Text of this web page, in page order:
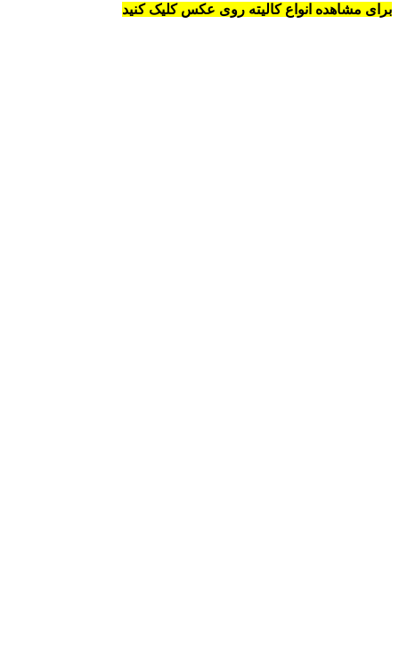
برای مشاهده انواع کالیته روی عکس کلیک کنید